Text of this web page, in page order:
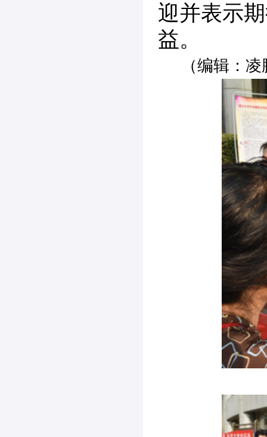
迎并表示
益。
（编辑：